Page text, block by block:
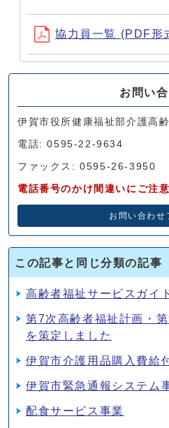
協力員一覧 (PDF形
お問い
伊賀市役所健康福祉部介護高
電話: 0595-22-9634
ファックス: 0595-26-3950
電話番号のかけ間違いにご注
お問い合わせ
この記事と同じ分類の記事
高齢者福祉サービスガイ
第7次高齢者福祉計画・
を策定しました
伊賀市介護用品購入費給
伊賀市緊急通報システム
配食サービス事業